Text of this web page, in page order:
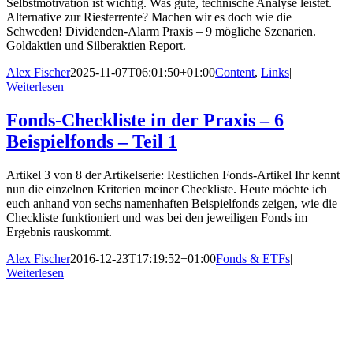
Selbstmotivation ist wichtig. Was gute, technische Analyse leistet.
Alternative zur Riesterrente? Machen wir es doch wie die
Schweden! Dividenden-Alarm Praxis – 9 mögliche Szenarien.
Goldaktien und Silberaktien Report.
Alex Fischer2025-11-07T06:01:50+01:00Content, Links|
Weiterlesen
Fonds-Checkliste in der Praxis – 6
Beispielfonds – Teil 1
Artikel 3 von 8 der Artikelserie: Restlichen Fonds-Artikel Ihr kennt
nun die einzelnen Kriterien meiner Checkliste. Heute möchte ich
euch anhand von sechs namenhaften Beispielfonds zeigen, wie die
Checkliste funktioniert und was bei den jeweiligen Fonds im
Ergebnis rauskommt.
Alex Fischer2016-12-23T17:19:52+01:00Fonds & ETFs|
Weiterlesen